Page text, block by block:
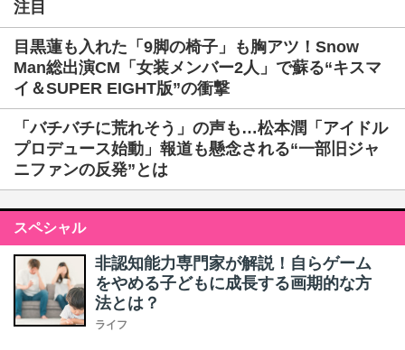
注目
目黒蓮も入れた「9脚の椅子」も胸アツ！Snow
Man総出演CM「女装メンバー2人」で蘇る“キスマ
イ＆SUPER EIGHT版”の衝撃
「バチバチに荒れそう」の声も…松本潤「アイドル
プロデュース始動」報道も懸念される“一部旧ジャ
ニファンの反発”とは
スペシャル
非認知能力専門家が解説！自らゲーム
をやめる子どもに成長する画期的な方
法とは？
ライフ